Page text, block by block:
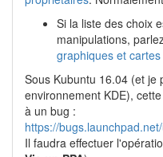
Si la liste des choix
manipulations,
graphiques et cartes
Sous Kubuntu 16.04 (et je
environnement KDE),
à un bug :
https://
Il faudra effectuer